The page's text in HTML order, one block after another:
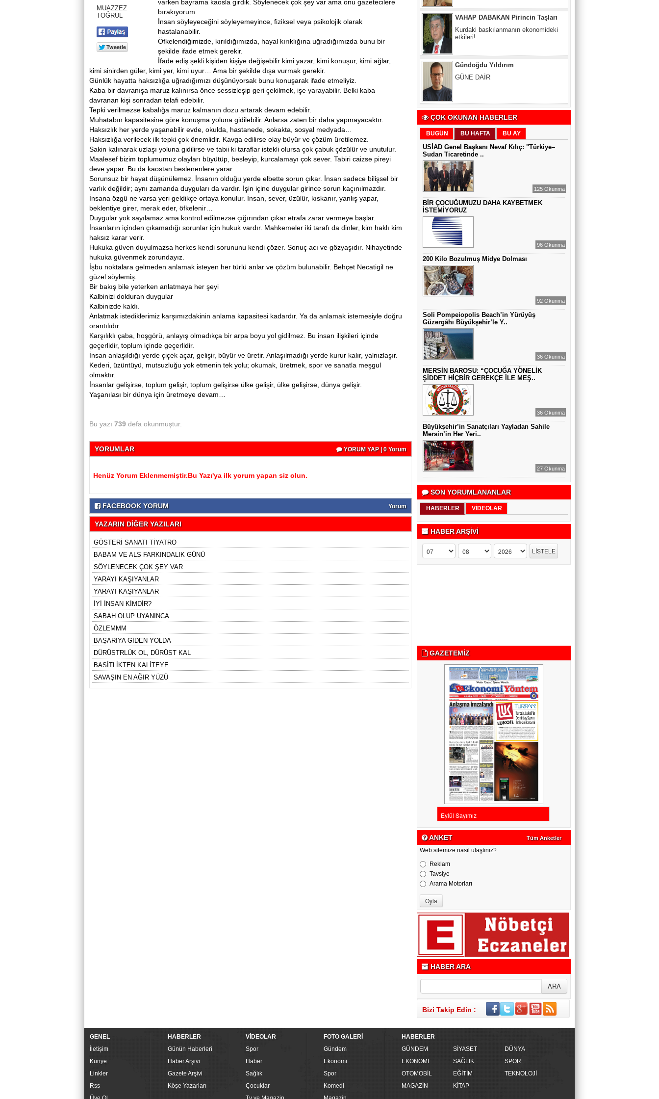
MUAZZEZ
TOĞRUL
varken bayrama kaosla girdik. Söylenecek çok şey var ama onu gazetecilere
bırakıyorum.
İnsan söyleyeceğini söyleyemeyince, fiziksel veya psikolojik olarak
hastalanabilir.
Öfkelendiğimizde, kırıldığımızda, hayal kırıklığına uğradığımızda bunu bir
şekilde ifade etmek gerekir.
İfade ediş şekli kişiden kişiye değişebilir kimi yazar, kimi konuşur, kimi ağlar,
kimi sinirden güler, kimi yer, kimi uyur… Ama bir şekilde dışa vurmak gerekir.
Günlük hayatta haksızlığa uğradığımızı düşünüyorsak bunu konuşarak ifade etmeliyiz.
Kaba bir davranışa maruz kalınırsa önce sessizleşip geri çekilmek, işe yarayabilir. Belki kaba
davranan kişi sonradan telafi edebilir.
Tepki verilmezse kabalığa maruz kalmanın dozu artarak devam edebilir.
Muhatabın kapasitesine göre konuşma yoluna gidilebilir. Anlarsa zaten bir daha yapmayacaktır.
Haksızlık her yerde yaşanabilir evde, okulda, hastanede, sokakta, sosyal medyada…
Haksızlığa verilecek ilk tepki çok önemlidir. Kavga edilirse olay büyür ve çözüm üretilemez.
Sakin kalınarak uzlaşı yoluna gidilirse ve tabii ki taraflar istekli olursa çok çabuk çözülür ve unutulur.
Maalesef bizim toplumumuz olayları büyütüp, besleyip, kurcalamayı çok sever. Tabiri caizse pireyi
deve yapar. Bu da kaostan beslenenlere yarar.
Sorunsuz bir hayat düşünülemez. İnsanın olduğu yerde elbette sorun çıkar. İnsan sadece bilişsel bir
varlık değildir; aynı zamanda duyguları da vardır. İşin içine duygular girince sorun kaçınılmazdır.
İnsana özgü ne varsa yeri geldikçe ortaya konulur. İnsan, sever, üzülür, kıskanır, yanlış yapar,
beklentiye girer, merak eder, öfkelenir…
Duygular yok sayılamaz ama kontrol edilmezse çığırından çıkar etrafa zarar vermeye başlar.
İnsanların içinden çıkamadığı sorunlar için hukuk vardır. Mahkemeler iki tarafı da dinler, kim haklı kim
haksız karar verir.
Hukuka güven duyulmazsa herkes kendi sorununu kendi çözer. Sonuç acı ve gözyaşıdır. Nihayetinde
hukuka güvenmek zorundayız.
İşbu noktalara gelmeden anlamak isteyen her türlü anlar ve çözüm bulunabilir. Behçet Necatigil ne
güzel söylemiş.
Bir bakış bile yeterken anlatmaya her şeyi
Kalbinizi dolduran duygular
Kalbinizde kaldı.
Anlatmak istediklerimiz karşımızdakinin anlama kapasitesi kadardır. Ya da anlamak istemesiyle doğru
orantılıdır.
Karşılıklı çaba, hoşgörü, anlayış olmadıkça bir arpa boyu yol gidilmez. Bu insan ilişkileri içinde
geçerlidir, toplum içinde geçerlidir.
İnsan anlaşıldığı yerde çiçek açar, gelişir, büyür ve üretir. Anlaşılmadığı yerde kurur kalır, yalnızlaşır.
Kederi, üzüntüyü, mutsuzluğu yok etmenin tek yolu; okumak, üretmek, spor ve sanatla meşgul
olmaktır.
İnsanlar gelişirse, toplum gelişir, toplum gelişirse ülke gelişir, ülke gelişirse, dünya gelişir.
Yaşanılası bir dünya için üretmeye devam…
Bu yazı 739 defa okunmuştur.
YORUMLAR YORUM YAP | 0 Yorum
Henüz Yorum Eklenmemiştir.Bu Yazı'ya ilk yorum yapan siz olun.
FACEBOOK YORUM Yorum
YAZARIN DİĞER YAZILARI
GÖSTERİ SANATI TİYATRO
BABAM VE ALS FARKINDALIK GÜNÜ
SÖYLENECEK ÇOK ŞEY VAR
YARAYI KAŞIYANLAR
YARAYI KAŞIYANLAR
İYİ İNSAN KİMDİR?
SABAH OLUP UYANINCA
ÖZLEMMM
BAŞARIYA GİDEN YOLDA
DÜRÜSTRLÜK OL, DÜRÜST KAL
BASİTLİKTEN KALİTEYE
SAVAŞIN EN AĞIR YÜZÜ
Gündoğdu Yıldırım
GÜNE DAİR
Zeynel Aslan
Sıddıka BALAKAN
DİJİTAL VİCDAN
Gül Saydam
SEN BENİ UNUTSAN DA
MUAZZEZ TOĞRUL
ZAMANA DUR DEMEK OLMAZ
VAHAP DABAKAN Pirincin Taşları
Kurdaki baskılanmanın ekonomideki
etkileri!
ÇOK OKUNAN HABERLER
BUGÜN BU HAFTA BU AY
USİAD Genel Başkanı Nevaf Kılıç: "Türkiye–
Sudan Ticaretinde ..
125 Okunma
BİR ÇOCUĞUMUZU DAHA KAYBETMEK
İSTEMİYORUZ
96 Okunma
200 Kilo Bozulmuş Midye Dolması
92 Okunma
Soli Pompeiopolis Beach’in Yürüyüş
Güzergâhı Büyükşehir’le Y..
36 Okunma
MERSİN BAROSU: “ÇOCUĞA YÖNELİK
ŞİDDET HİÇBİR GEREKÇE İLE MEŞ..
36 Okunma
Büyükşehir’in Sanatçıları Yayladan Sahile
Mersin’in Her Yeri..
27 Okunma
SON YORUMLANANLAR
HABERLER VİDEOLAR
HABER ARŞİVİ
GAZETEMİZ
ANKET Tüm Anketler
Web sitemize nasıl ulaştınız?
Reklam
Tavsiye
Arama Motorları
HABER ARA
Bizi Takip Edin :
GENEL
İletişim
Künye
Linkler
Rss
HABERLER
Günün Haberleri
Haber Arşivi
Gazete Arşivi
Köşe Yazarları
VİDEOLAR
Spor
Haber
Sağlık
Çocuklar
FOTO GALERİ
Gündem
Ekonomi
Spor
Komedi
HABERLER
GÜNDEM
SİYASET
DÜNYA
EKONOMİ
SAĞLIK
SPOR
OTOMOBİL
EĞİTİM
TEKNOLOJİ
MAGAZİN
KİTAP